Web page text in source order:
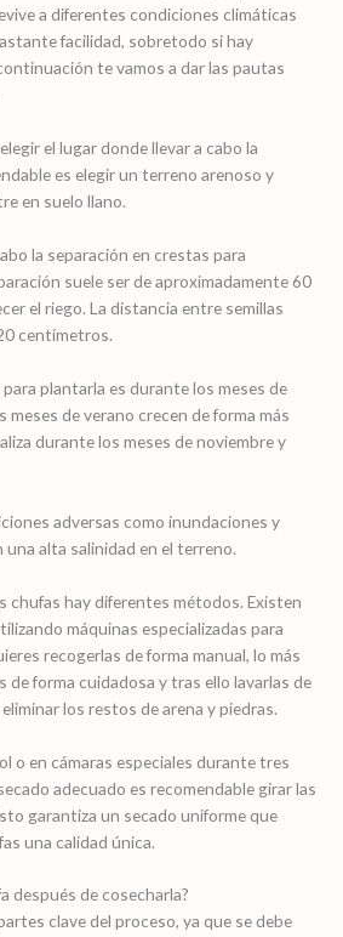
a diferentes condiciones climáticas
facilidad, sobretodo si hay
te vamos a dar las pautas
el lugar donde llevar a cabo la
es elegir un terreno arenoso y
en suelo llano.
la separación en crestas para
suele ser de aproximadamente 60
el riego. La distancia entre semillas
centímetros.
plantarla es durante los meses de
meses de verano crecen de forma más
durante los meses de noviembre y
adversas como inundaciones y
alta salinidad en el terreno.
chufas hay diferentes métodos. Existen
máquinas especializadas para
recogerlas de forma manual, lo más
de forma cuidadosa y tras ello lavarlas de
los restos de arena y piedras.
o en cámaras especiales durante tres
adecuado es recomendable girar las
garantiza un secado uniforme que
una calidad única.
después de cosecharla?
clave del proceso, ya que se debe